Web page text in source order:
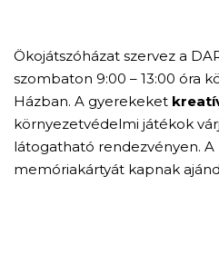
Ökojátszóházat szervez a
szombaton 9:00 – 13:00 óra
Házban. A gyerekeket
környezetvédelmi játékok
látogatható rendezvényen. A
memóriakártyát kapnak